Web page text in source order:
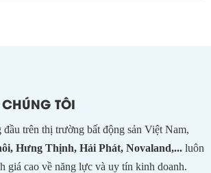
TÔI
trên thị trường bất động sản Việt Nam,
Hưng Thịnh, Hải Phát, Novaland,... luôn
giá cao về năng lực và uy tín kinh doanh.